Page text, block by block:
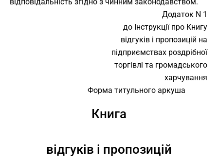
Додаток N 1
до Інструкції про Книгу
відгуків і пропозицій на
підприємствах роздрібної
торгівлі та громадського
харчування
                                        Форма титульного аркуша
Книга
відгуків і пропозицій